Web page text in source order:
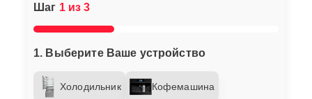
Шаг 1 из 3
1. Выберите Ваше устройство
Холодильник Кофемашина